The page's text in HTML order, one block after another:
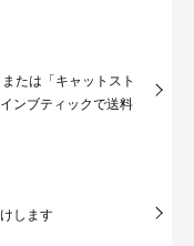
たは「キャットスト
ンブティックで送料
します